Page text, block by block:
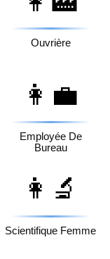
Ouvrière
👩‍💼
Employée De
Bureau
👩‍🔬
Scientifique Femme